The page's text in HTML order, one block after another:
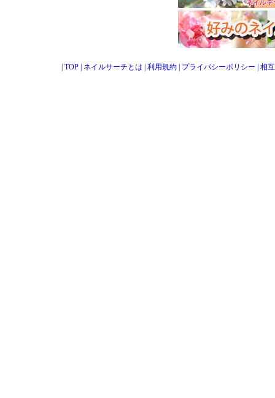
TOP ネイルサーチとは 利用規約 プライバシーポリシー 相